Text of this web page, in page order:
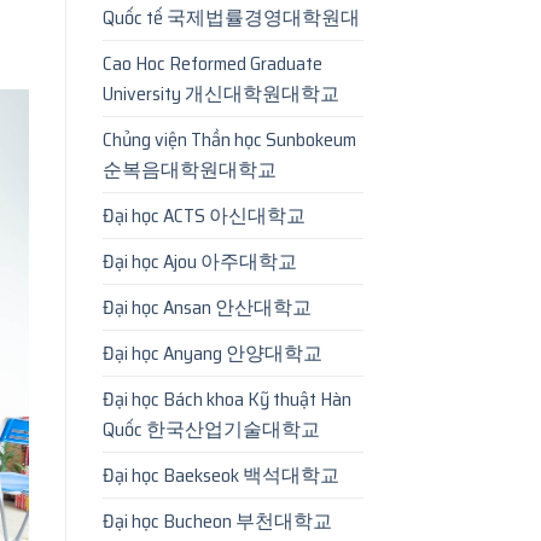
Quốc tế 국제법률경영대학원대
Cao Hoc Reformed Graduate
University 개신대학원대학교
Chủng viện Thần học Sunbokeum
순복음대학원대학교
Đại học ACTS 아신대학교
Đại học Ajou 아주대학교
Đại học Ansan 안산대학교
Đại học Anyang 안양대학교
Đại học Bách khoa Kỹ thuật Hàn
Quốc 한국산업기술대학교
Đại học Baekseok 백석대학교
Đại học Bucheon 부천대학교